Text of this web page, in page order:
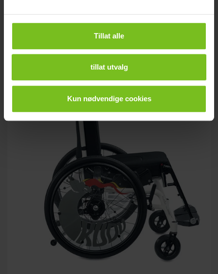
Tillat alle
tillat utvalg
Kun nødvendige cookies
Belte til sidestøtter